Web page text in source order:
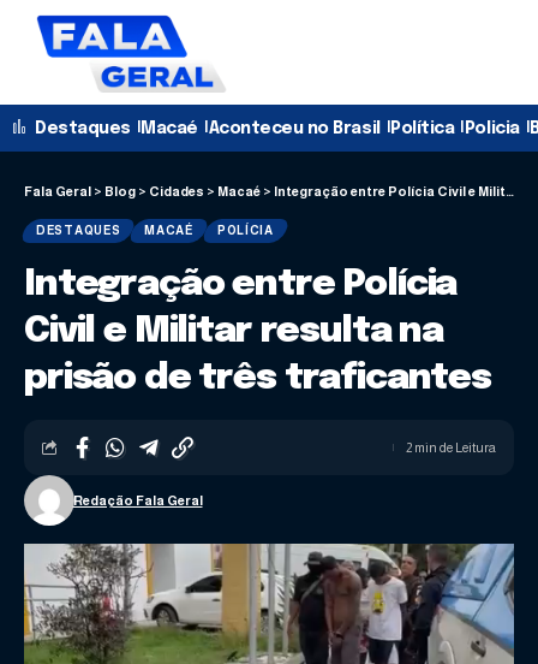
Destaques Macaé Aconteceu no Brasil Política Policia
Fala Geral > Blog > Cidades > Macaé > Integração entre Polícia Civil e Militar resulta na prisão de três traficantes
DESTAQUES MACAÉ POLÍCIA
Integração entre Polícia
Civil e Militar resulta na
prisão de três traficantes
Redação Fala Geral
2 min de Leitura